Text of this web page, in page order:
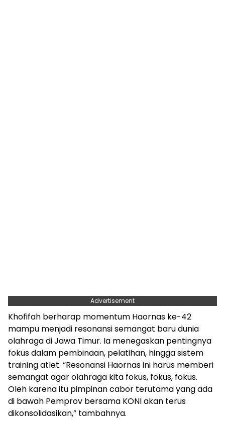
Advertisement
Khofifah berharap momentum Haornas ke-42
mampu menjadi resonansi semangat baru dunia
olahraga di Jawa Timur. Ia menegaskan pentingnya
fokus dalam pembinaan, pelatihan, hingga sistem
training atlet. “Resonansi Haornas ini harus memberi
semangat agar olahraga kita fokus, fokus, fokus.
Oleh karena itu pimpinan cabor terutama yang ada
di bawah Pemprov bersama KONI akan terus
dikonsolidasikan,” tambahnya.